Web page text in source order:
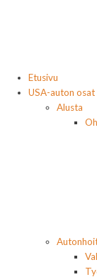
Etusivu
USA-auton osat
Alusta